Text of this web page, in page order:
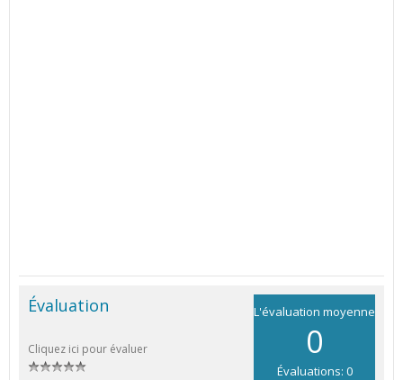
L'évaluation moyenne
0
Évaluations: 0
Évaluation
Cliquez ici pour évaluer